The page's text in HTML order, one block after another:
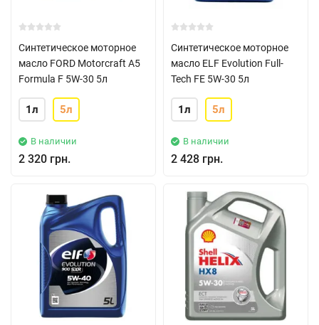
Синтетическое моторное
масло FORD Motorcraft A5
Formula F 5W-30 5л
1л 5л
В наличии
2 320 грн.
Синтетическое моторное
масло ELF Evolution Full-
Tech FE 5W-30 5л
1л 5л
В наличии
2 428 грн.